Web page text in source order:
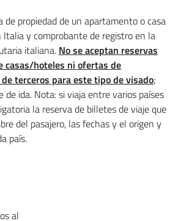
de propiedad de un apartamento o casa
Italia y comprobante de registro en la
italiana. No se aceptan reservas
casas/hoteles ni ofertas de
terceros para este tipo de visado;
de ida. Nota: si viaja entre varios países
la reserva de billetes de viaje que
del pasajero, las fechas y el origen y
país.
al